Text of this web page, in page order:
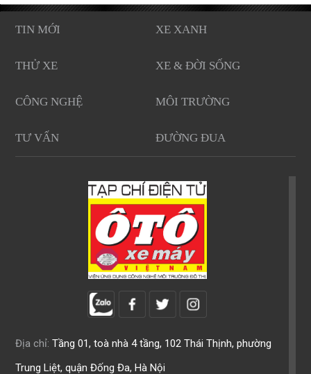
TIN MỚI XE XANH
THỬ XE XE & ĐỜI SỐNG
CÔNG NGHỆ MÔI TRƯỜNG
TƯ VẤN ĐƯỜNG ĐUA
Địa chỉ: Tầng 01, toà nhà 4 tầng, 102 Thái Thịnh, phường
Trung Liệt, quận Đống Đa, Hà Nội